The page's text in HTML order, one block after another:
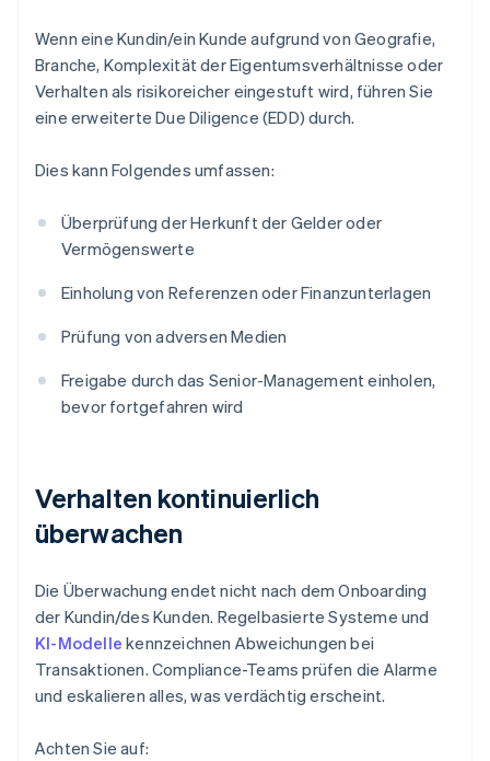
Wenn eine Kundin/ein Kunde aufgrund von Geografie,
Branche, Komplexität der Eigentumsverhältnisse oder
Verhalten als risikoreicher eingestuft wird, führen Sie
eine erweiterte Due Diligence (EDD) durch.
Dies kann Folgendes umfassen:
Überprüfung der Herkunft der Gelder oder
Vermögenswerte
Einholung von Referenzen oder Finanzunterlagen
Prüfung von adversen Medien
Freigabe durch das Senior-Management einholen,
bevor fortgefahren wird
Verhalten kontinuierlich
überwachen
Die Überwachung endet nicht nach dem Onboarding
der Kundin/des Kunden. Regelbasierte Systeme und
KI-Modelle kennzeichnen Abweichungen bei
Transaktionen. Compliance-Teams prüfen die Alarme
und eskalieren alles, was verdächtig erscheint.
Achten Sie auf: